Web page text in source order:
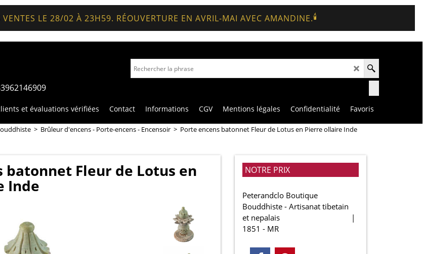
VENTES LE 28/02 À 23H59. RÉOUVERTURE EN AVRIL-MAI AVEC AMANDINE.🕯️
et évaluations vérifiées Contact Informations CGV Mentions légales Confidentialité Favoris
> Brûleur d'encens - Porte-encens - Encensoir > Porte encens batonnet Fleur de Lotus en Pierre ollaire Inde
batonnet Fleur de Lotus en
Inde
NOTRE PRIX
Peterandclo Boutique
Bouddhiste - Artisanat tibetain
et nepalais
1851 - MR